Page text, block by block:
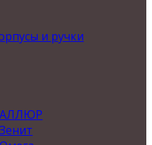
и ручки
АЛЛЮР